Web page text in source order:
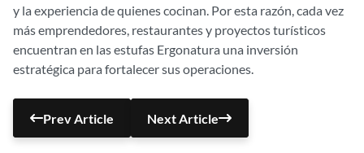
y la experiencia de quienes cocinan. Por esta razón, cada vez
más emprendedores, restaurantes y proyectos turísticos
encuentran en las estufas Ergonatura una inversión
estratégica para fortalecer sus operaciones.
Prev Article Next Article